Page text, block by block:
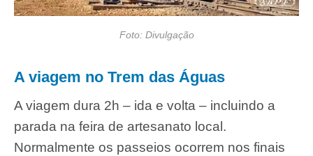
Foto: Divulgação
A viagem no Trem das Águas
A viagem dura 2h – ida e volta – incluindo a
parada na feira de artesanato local.
Normalmente os passeios ocorrem nos finais